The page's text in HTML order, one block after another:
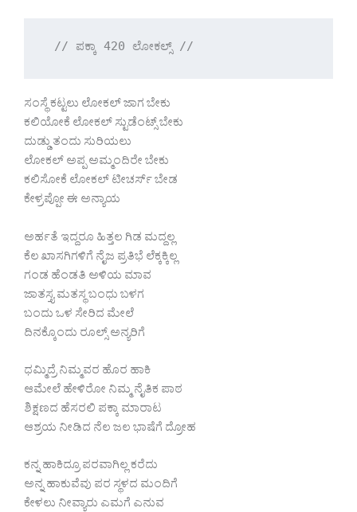
// ಪಕ್ಕಾ 420 ಲೋಕಲ್ಸ್ //
ಸಂಸ್ಥೆ ಕಟ್ಟಲು ಲೋಕಲ್ ಜಾಗ ಬೇಕು
ಕಲಿಯೋಕೆ ಲೋಕಲ್ ಸ್ಟುಡೆಂಟ್ಸ್ ಬೇಕು
ದುಡ್ಡು ತಂದು ಸುರಿಯಲು
ಲೋಕಲ್ ಅಪ್ಪ ಅಮ್ಮಂದಿರೇ ಬೇಕು
ಕಲಿಸೋಕೆ ಲೋಕಲ್ ಟೀಚರ್ಸ್ ಬೇಡ
ಕೇಳ್ರಪ್ಪೋ ಈ ಅನ್ಯಾಯ
ಅರ್ಹತೆ ಇದ್ದರೂ ಹಿತ್ತಲ ಗಿಡ ಮದ್ದಲ್ಲ
ಕೆಲ ಖಾಸಗಿಗಳಿಗೆ ನೈಜ ಪ್ರತಿಭೆ ಲೆಕ್ಕಕ್ಕಿಲ್ಲ
ಗಂಡ ಹೆಂಡತಿ ಅಳಿಯ ಮಾವ
ಜಾತಸ್ತ್ಯ ಮತಸ್ಥ ಬಂಧು ಬಳಗ
ಬಂದು ಒಳ ಸೇರಿದ ಮೇಲೆ
ದಿನಕ್ಕೊಂದು ರೂಲ್ಸ್ ಅನ್ಯರಿಗೆ
ಧಮ್ಮಿದ್ರೆ ನಿಮ್ಮವರ ಹೊರ ಹಾಕಿ
ಆಮೇಲೆ ಹೇಳಿರೋ ನಿಮ್ಮ ನೈತಿಕ ಪಾಠ
ಶಿಕ್ಷಣದ ಹೆಸರಲಿ ಪಕ್ಕಾ ಮಾರಾಟ
ಆಶ್ರಯ ನೀಡಿದ ನೆಲ ಜಲ ಭಾಷೆಗೆ ದ್ರೋಹ
ಕನ್ನ ಹಾಕಿದ್ರೂ ಪರವಾಗಿಲ್ಲ ಕರೆದು
ಅನ್ನ ಹಾಕುವೆವು ಪರ ಸ್ಥಳದ ಮಂದಿಗೆ
ಕೇಳಲು ನೀವ್ಯಾರು ಎಮಗೆ ಎನುವ